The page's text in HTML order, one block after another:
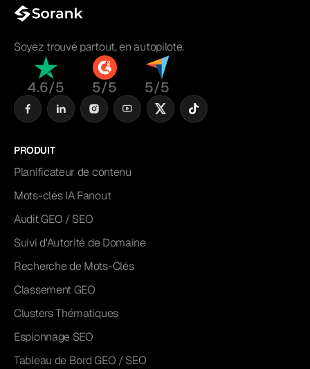
Soyez trouvé partout, en autopilote.
4.6/5 5/5 5/5
PRODUIT
Planificateur de contenu
Mots-clés IA Fanout
Audit GEO / SEO
Suivi d'Autorité de Domaine
Recherche de Mots-Clés
Classement GEO
Clusters Thématiques
Espionnage SEO
Tableau de Bord GEO / SEO